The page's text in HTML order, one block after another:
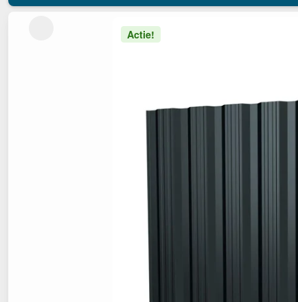
Actie!